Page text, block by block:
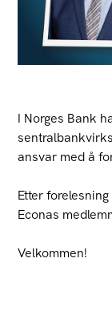
I Norges Bank
ansvar med å
Etter
Econas
Velkommen!